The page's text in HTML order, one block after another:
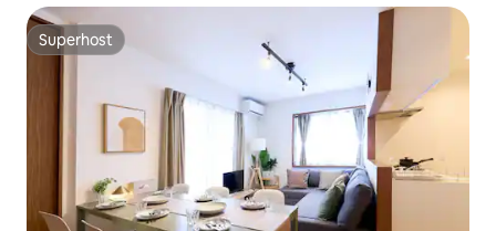
Roppongi e Shibuya | 9 pessoas | Ônibus direto para
Haneda | Kita-Senju | KK
Superhost
Superhost